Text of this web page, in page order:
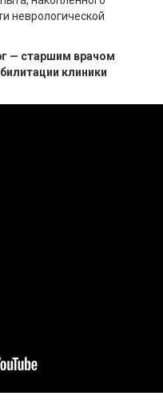
неврологической
— старшим врачом
клиники